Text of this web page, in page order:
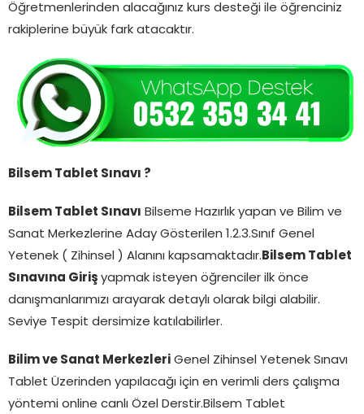
Öğretmenlerinden alacağınız kurs desteği ile öğrenciniz
rakiplerine büyük fark atacaktır.
Bilsem Tablet Sınavı ?
Bilsem Tablet Sınavı Bilseme Hazırlık yapan ve Bilim ve
Sanat Merkezlerine Aday Gösterilen 1.2.3.Sınıf Genel
Yetenek ( Zihinsel ) Alanını kapsamaktadır.Bilsem Tablet
Sınavına Giriş yapmak isteyen öğrenciler ilk önce
danışmanlarımızı arayarak detaylı olarak bilgi alabilir.
Seviye Tespit dersimize katılabilirler.
Bilim ve Sanat Merkezleri Genel Zihinsel Yetenek Sınavı
Tablet Üzerinden yapılacağı için en verimli ders çalışma
yöntemi online canlı Özel Derstir.Bilsem Tablet